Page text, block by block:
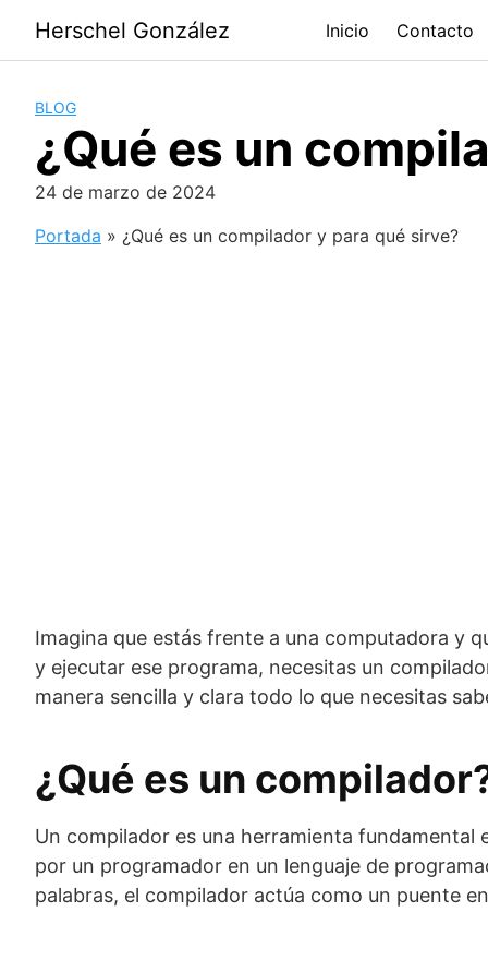
contenido
Herschel González Inicio Contacto
BLOG
¿Qué es un
24 de marzo de 2024
Portada » ¿Qué es un compilador y para qué sirve?
Imagina que estás frente a una computadora y
y ejecutar ese programa, necesitas un
manera sencilla y clara todo lo que necesitas
¿Qué es un
Un compilador es una herramienta
por un programador en un lenguaje de
palabras, el compilador actúa como un puente